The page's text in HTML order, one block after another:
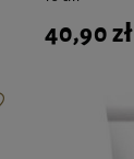
40,90 zł